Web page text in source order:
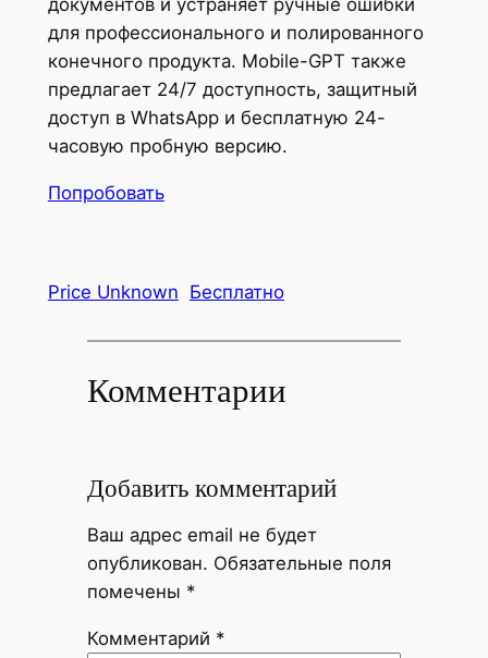
документов и устраняет ручные ошибки
для профессионального и полированного
конечного продукта. Mobile-GPT также
предлагает 24/7 доступность, защитный
доступ в WhatsApp и бесплатную 24-
часовую пробную версию.
Попробовать
Price Unknown Бесплатно
Комментарии
Добавить комментарий
Ваш адрес email не будет
опубликован. Обязательные поля
помечены *
Комментарий *